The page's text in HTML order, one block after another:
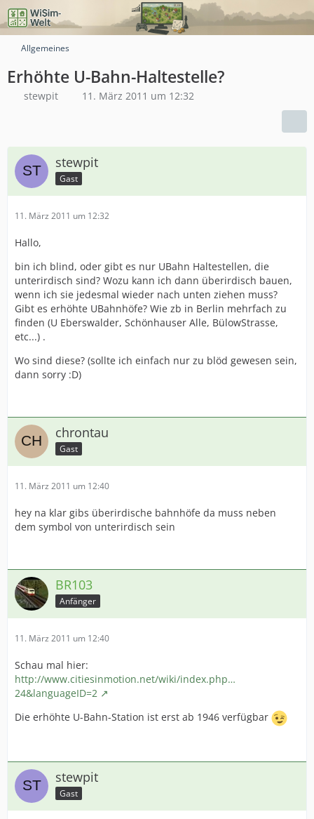
Allgemeines
Erhöhte U-Bahn-Haltestelle?
stewpit 11. März 2011 um 12:32
stewpit
Gast
11. März 2011 um 12:32
Hallo,
bin ich blind, oder gibt es nur UBahn Haltestellen, die
unterirdisch sind? Wozu kann ich dann überirdisch bauen,
wenn ich sie jedesmal wieder nach unten ziehen muss?
Gibt es erhöhte UBahnhöfe? Wie zb in Berlin mehrfach zu
finden (U Eberswalder, Schönhauser Alle, BülowStrasse,
etc...) .
Wo sind diese? (sollte ich einfach nur zu blöd gewesen sein,
dann sorry :D)
chrontau
Gast
11. März 2011 um 12:40
hey na klar gibs überirdische bahnhöfe da muss neben
dem symbol von unterirdisch sein
BR103
Anfänger
11. März 2011 um 12:40
Schau mal hier:
http://www.citiesinmotion.net/wiki/index.php…
24&languageID=2
Die erhöhte U-Bahn-Station ist erst ab 1946 verfügbar
stewpit
Gast